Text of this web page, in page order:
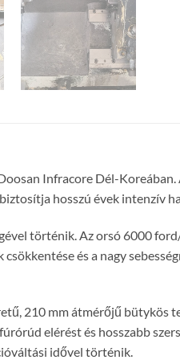
Infracore Dél-
hosszú évek intenzív
történik. Az orsó 6000
és a nagy
210 mm átmérőjű
elérést és hosszabb
idővel történik.